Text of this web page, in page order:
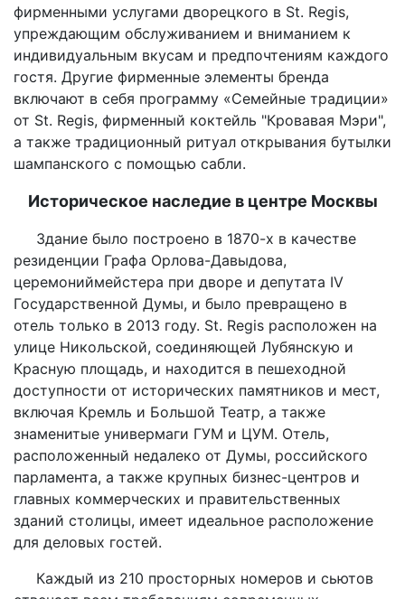
фирменными услугами дворецкого в St. Regis,
упреждающим обслуживанием и вниманием к
индивидуальным вкусам и предпочтениям каждого
гостя. Другие фирменные элементы бренда
включают в себя программу «Семейные традиции»
от St. Regis, фирменный коктейль "Кровавая Мэри",
а также традиционный ритуал открывания бутылки
шампанского с помощью сабли.
Историческое наследие в центре Москвы
Здание было построено в 1870-х в качестве
резиденции Графа Орлова-Давыдова,
церемониймейстера при дворе и депутата IV
Государственной Думы, и было превращено в
отель только в 2013 году. St. Regis расположен на
улице Никольской, соединяющей Лубянскую и
Красную площадь, и находится в пешеходной
доступности от исторических памятников и мест,
включая Кремль и Большой Театр, а также
знаменитые универмаги ГУМ и ЦУМ. Отель,
расположенный недалеко от Думы, российского
парламента, а также крупных бизнес-центров и
главных коммерческих и правительственных
зданий столицы, имеет идеальное расположение
для деловых гостей.
Каждый из 210 просторных номеров и сьютов